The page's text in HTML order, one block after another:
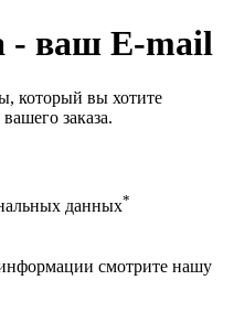
- ваш E-mail
который вы хотите
заказа.
данных*
смотрите нашу